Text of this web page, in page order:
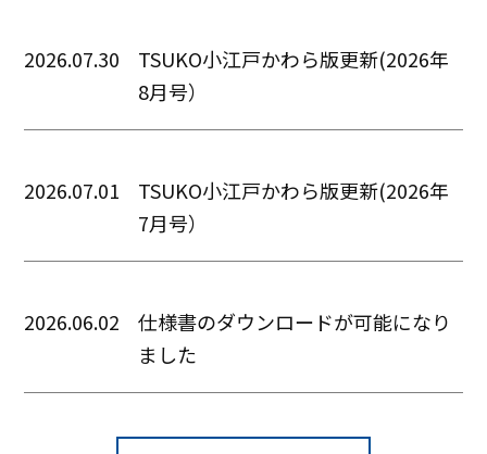
2026.07.30
TSUKO小江戸かわら版更新(2026年
8月号）
2026.07.01
TSUKO小江戸かわら版更新(2026年
7月号）
2026.06.02
仕様書のダウンロードが可能になり
ました